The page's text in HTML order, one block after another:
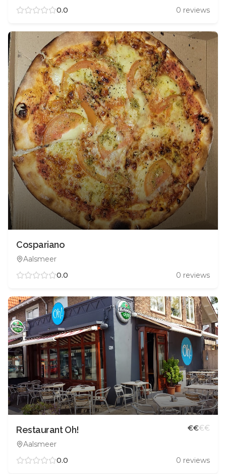
0.0
0 reviews
Cospariano
Aalsmeer
0.0
0 reviews
Restaurant Oh!
Aalsmeer
€€€€
0.0 0 reviews